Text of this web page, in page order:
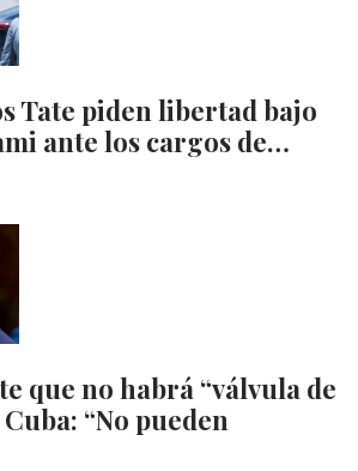
Tate piden libertad bajo
ante los cargos de…
que no habrá “válvula de
“No pueden